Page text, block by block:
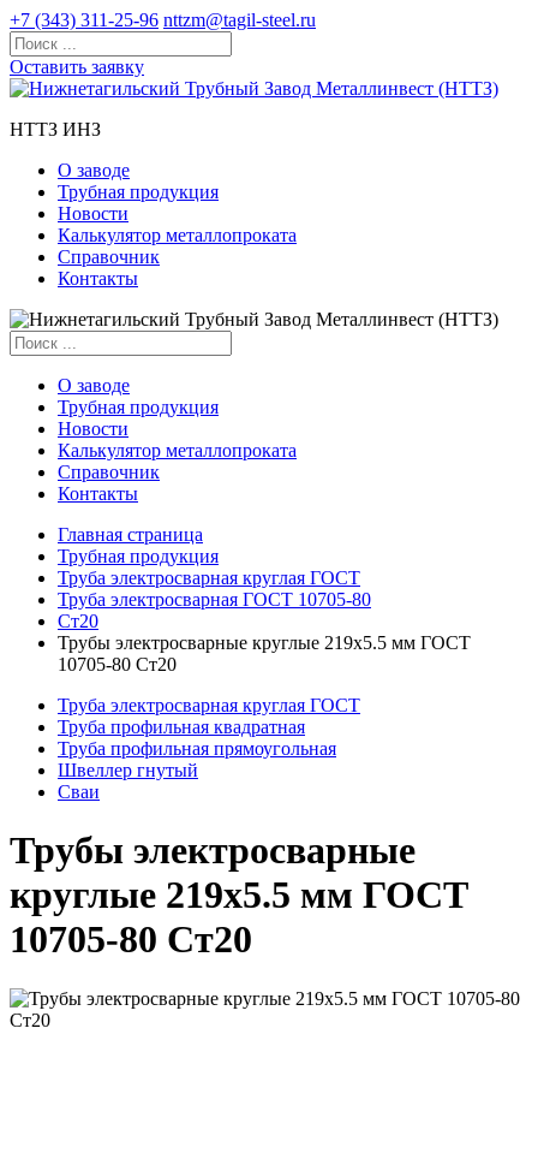
+7 (343) 311-25-96 nttzm@tagil-steel.ru
Оставить заявку
НТТЗ ИНЗ
О заводе
Трубная продукция
Новости
Калькулятор металлопроката
Справочник
Контакты
О заводе
Трубная продукция
Новости
Калькулятор металлопроката
Справочник
Контакты
Главная страница
Трубная продукция
Труба электросварная круглая ГОСТ
Труба электросварная ГОСТ 10705-80
Ст20
Трубы электросварные круглые 219x5.5 мм ГОСТ
10705-80 Ст20
Труба электросварная круглая ГОСТ
Труба профильная квадратная
Труба профильная прямоугольная
Швеллер гнутый
Сваи
Трубы электросварные
круглые 219x5.5 мм ГОСТ
10705-80 Ст20